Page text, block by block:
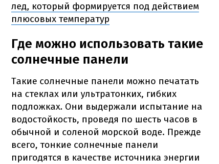
лед, который формируется под действием
плюсовых температур
Где можно использовать такие
солнечные панели
Такие солнечные панели можно печатать
на стеклах или ультратонких, гибких
подложках. Они выдержали испытание на
водостойкость, проведя по шесть часов в
обычной и соленой морской воде. Прежде
всего, тонкие солнечные панели
пригодятся в качестве источника энергии